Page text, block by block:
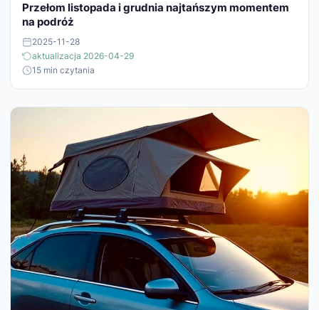
Przełom listopada i grudnia najtańszym momentem
na podróż
2025-11-28
aktualizacja 2026-04-29
15 min czytania